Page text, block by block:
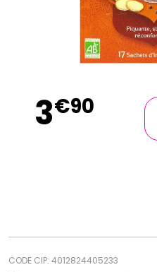
3€90
CODE CIP: 4012824405233